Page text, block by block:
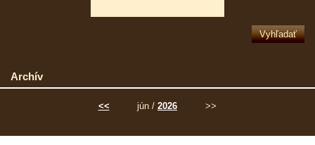
Archív
<< jún / 2026 >>